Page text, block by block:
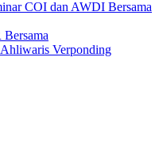
COI dan AWDI Bersama
Verponding